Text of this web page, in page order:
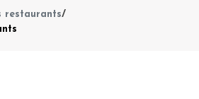
restaurants/